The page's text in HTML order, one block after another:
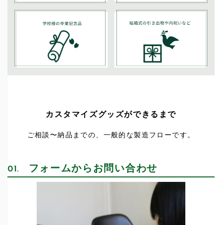
カスタマイズグッズができるまで
ご相談〜納品までの、一般的な製造フローです。
01. フォームからお問い合わせ